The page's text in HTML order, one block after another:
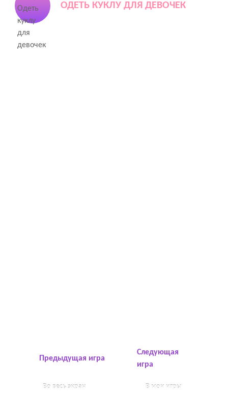
ОДЕТЬ КУКЛУ ДЛЯ ДЕВОЧЕК
Предыдущая игра
Во весь экран В мои игры
Следующая
игра